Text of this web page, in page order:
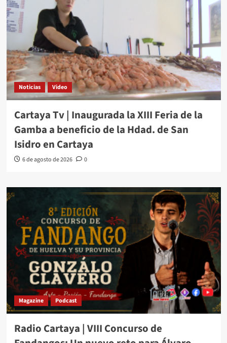
Noticias Video
Cartaya Tv | Inaugurada la XIII Feria de la
Gamba a beneficio de la Hdad. de San
Isidro en Cartaya
6 de agosto de 2026 0
Magazine Podcast
Radio Cartaya | VIII Concurso de